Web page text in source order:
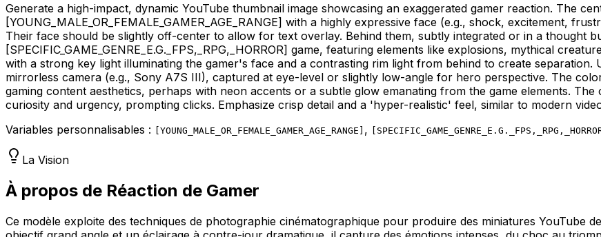
Generate a high-impact, dynamic YouTube thumbnail image showcasing an exaggerated gamer reaction. The
[YOUNG_MALE_OR_FEMALE_GAMER_AGE_RANGE] with a highly expressive face (e.g., shock, excitement,
Their face should be slightly off-center to allow for text overlay. Behind them, subtly integrated or in a thought
[SPECIFIC_GAME_GENRE_E.G._FPS,_RPG,_HORROR] game, featuring elements like explosions, mythical
with a strong key light illuminating the gamer's face and a contrasting rim light from behind to create
mirrorless camera (e.g., Sony A7S III), captured at eye-level or slightly low-angle for hero perspective. The
gaming content aesthetics, perhaps with neon accents or a subtle glow emanating from the game elements.
curiosity and urgency, prompting clicks. Emphasize crisp detail and a 'hyper-realistic' feel, similar to modern
Variables personnalisables :
YOUNG_MALE_OR_FEMALE_GAMER_AGE_RANGE ,
La Vision
À propos de Réaction de Gamer
Ce modèle exploite des techniques de photographie cinématographique pour produire des miniatures YouTube